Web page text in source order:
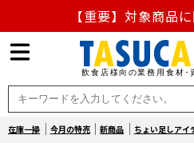
【重要】対象商品
【重要】熊本地震の影響によ
熊本県熊本地方を震源とする
届け遅延
在庫一掃 今月の特売 新商品 ちょい足しアイ